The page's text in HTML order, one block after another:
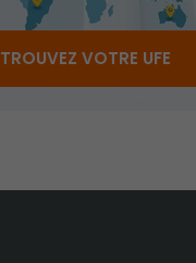
TROUVEZ VOTRE UFE
pour rendre
performant
possible lors